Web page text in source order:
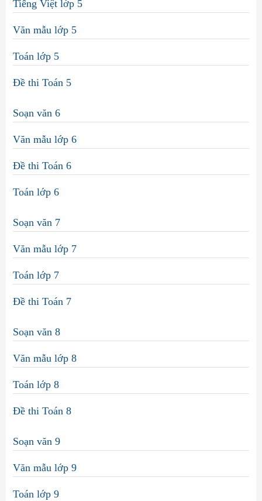
Tiếng Việt lớp 5
Văn mẫu lớp 5
Toán lớp 5
Đề thi Toán 5
Soạn văn 6
Văn mẫu lớp 6
Đề thi Toán 6
Toán lớp 6
Soạn văn 7
Văn mẫu lớp 7
Toán lớp 7
Đề thi Toán 7
Soạn văn 8
Văn mẫu lớp 8
Toán lớp 8
Đề thi Toán 8
Soạn văn 9
Văn mẫu lớp 9
Toán lớp 9